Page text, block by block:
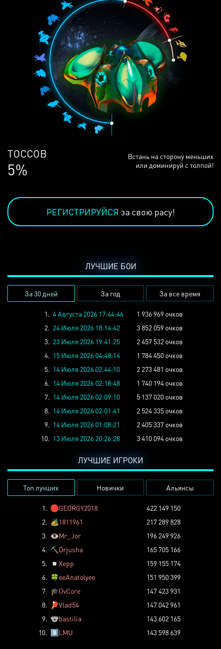
ЛЮДЕЙ
68%
Встань на сторону меньших
или доминируй с толпой!
РЕГИСТРИРУЙСЯ за свою расу!
ЛУЧШИЕ БОИ
За 30 дней За год За все время
1. 4 Августа 2026 17:44:46
1 936 969 очков
2. 24 Июля 2026 18:14:42
3 852 059 очков
3. 23 Июля 2026 19:41:25
2 457 532 очков
4. 15 Июля 2026 04:48:14
1 784 450 очков
5. 14 Июля 2026 02:44:10
2 273 481 очков
6. 14 Июля 2026 02:18:48
1 740 194 очков
7. 14 Июля 2026 02:09:10
5 137 020 очков
8. 14 Июля 2026 02:01:41
2 524 335 очков
9. 14 Июля 2026 01:08:21
2 405 337 очков
10. 13 Июля 2026 20:26:28 3 410 094 очков
ЛУЧШИЕ ИГРОКИ
Топ лучших Новички Альянсы
1. 🛑GEORGY2018
422 149 150
2. 🏕️1811961
217 289 828
3. 👁️Mr_Jor
196 249 926
4. ⛏️ Drjusha
165 705 166
5.
◽ Xepp
159 155 174
6. 🍀eeAnatolyee
151 950 399
7. 🎓OvCore
147 423 931
8.
🏓Vlad54
147 042 961
9. 🐨bastilia
143 602 165
10. 8️⃣LMU 143 598 639